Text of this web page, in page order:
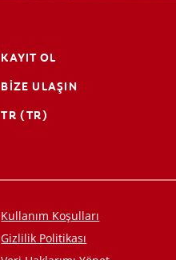
KAYIT OL
BIZE ULAŞIN
TR (TR)
Kullanım Koşulları
Gizlilik Politikası